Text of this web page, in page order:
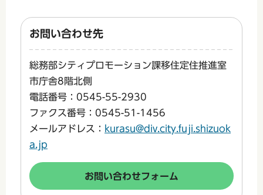
お問い合わせ先
総務部シティプロモーション課移住定住推進室
市庁舎8階北側
電話番号：0545-55-2930
ファクス番号：0545-51-1456
メールアドレス： kurasu@div.city.fuji.shizuok
a.jp